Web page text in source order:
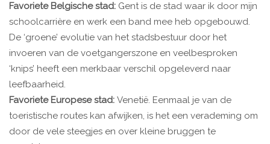
Favoriete Belgische stad: Gent is de stad waar ik door mijn
schoolcarrière en werk een band mee heb opgebouwd.
De ‘groene’ evolutie van het stadsbestuur door het
invoeren van de voetgangerszone en veelbesproken
‘knips’ heeft een merkbaar verschil opgeleverd naar
leefbaarheid.
Favoriete Europese stad: Venetië. Eenmaal je van de
toeristische routes kan afwijken, is het een verademing om
door de vele steegjes en over kleine bruggen te